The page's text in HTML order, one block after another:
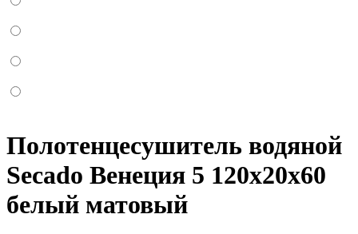
Полотенцесушитель водяной
Secado Венеция 5 120x20x60
белый матовый